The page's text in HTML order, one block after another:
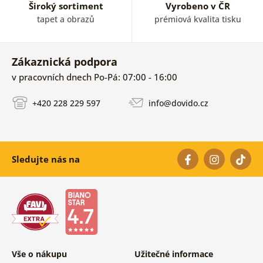
Široký sortiment
tapet a obrazů
Vyrobeno v ČR
prémiová kvalita tisku
Zákaznická podpora
v pracovních dnech Po-Pá: 07:00 - 16:00
+420 228 229 597 info@dovido.cz
Sledujte nás na
Vše o nákupu Užitečné informace